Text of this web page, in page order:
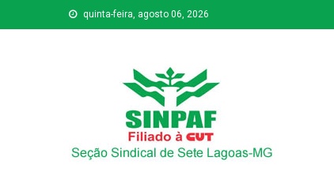
quinta-feira, agosto 06, 2026